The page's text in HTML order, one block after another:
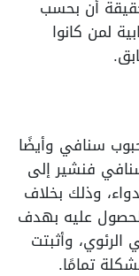
أن بحسب
لمن كانوا
سنافي وأيضًا
فنشير إلى
وذلك بخلاف
عليه بهدف
وأثبتت
تمامًا.